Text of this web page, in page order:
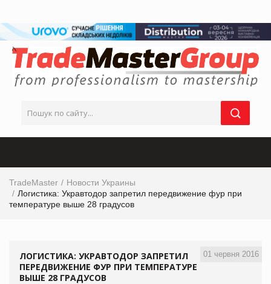
TradeMaster
Новости Украины
Логистика: Укравтодор запретил передвижение фур при
температуре выше 28 градусов
01 червня 2016
ЛОГИСТИКА: УКРАВТОДОР ЗАПРЕТИЛ
ПЕРЕДВИЖЕНИЕ ФУР ПРИ ТЕМПЕРАТУРЕ
ВЫШЕ 28 ГРАДУСОВ